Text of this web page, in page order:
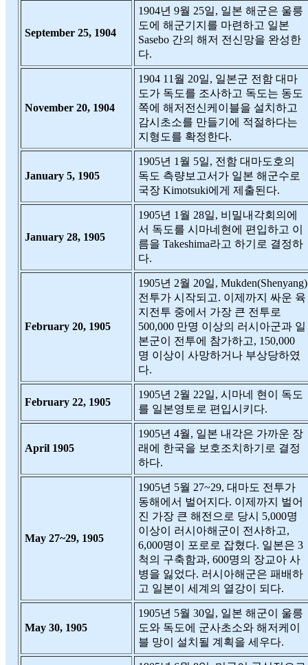
September 25, 1904
1904년 9월 25일, 일본 해군은 울릉
도에 해군기지를 마련하고 일본
Sasebo 간의 해저 전신망을 완성한
다.
November 20, 1904
1904 11월 20일, 일본군 전함 대마
도가 독도를 조사하고 독도는 동도
쪽에 해저전신케이블을 설치하고
감시초소를 만들기에 적절하다는
지형도를 확정한다.
January 5, 1905
1905년 1월 5일, 전함 대마도호의
독도 측량보고서가 일본 해군수로
국장 Kimotsuki에게 제출된다.
January 28, 1905
1905년 1월 28일, 비밀내각회의에
서 독도를 시마네현에 편입하고 이
름을 Takeshima라고 하기로 결정하
다.
February 20, 1905
1905년 2월 20일, Mukden(Shenyang)
전투가 시작되고. 이제까지 싸운 육
지전투 중에서 가장 큰 전투로
500,000 만명 이상의 러시아군과 일
본군이 전투에 참가하고, 150,000
명 이상이 사망하거나 부상당하였
다.
February 22, 1905
1905년 2월 22일, 시마네 현이 독도
를 일본영토로 편입시키다.
April 1905
1905년 4월, 일본 내각은 가까운 장
래에 한국을 보호조치하기로 결정
하다.
May 27~29, 1905
1905년 5월 27~29, 대마도 전투가
동해에서 벌어지다. 이제까지 벌어
진 가장 큰 해전으로 당시 5,000명
이상이 러시아해군이 전사하고,
6,000명이 포로로 잡혔다. 일본은 3
척의 구축함과, 600명의 장교아 사
병을 잃었다. 러시아해군은 패배하
고 일본이 세계의 열강이 되다.
May 30, 1905
1905년 5월 30일, 일본 해군이 울릉
도와 독도에 군사초소와 해저케이
블 망이 설치될 계획을 세우다.